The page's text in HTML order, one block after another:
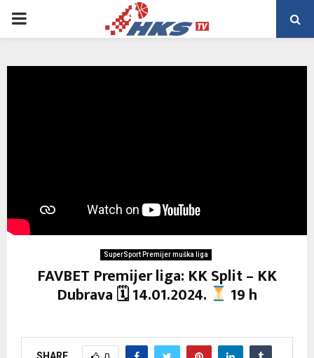
PRIMARY
SuperSport Premijer muška liga
FAVBET Premijer liga: KK Split – KK
Dubrava 🗓 14.01.2024. 19 h